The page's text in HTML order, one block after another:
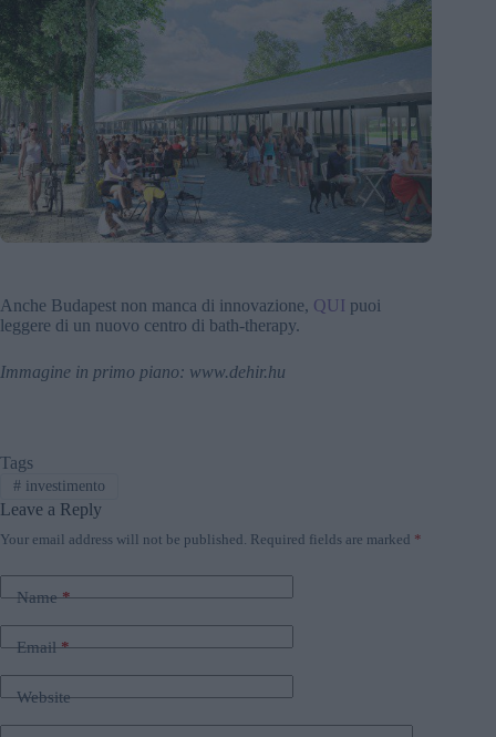
Anche Budapest non manca di innovazione, QUI puoi
leggere di un nuovo centro di bath-therapy.
Immagine in primo piano: www.dehir.hu
Tags
#investimento
Leave a Reply
Your email address will not be published. Required fields are marked *
Name*
Email*
Website